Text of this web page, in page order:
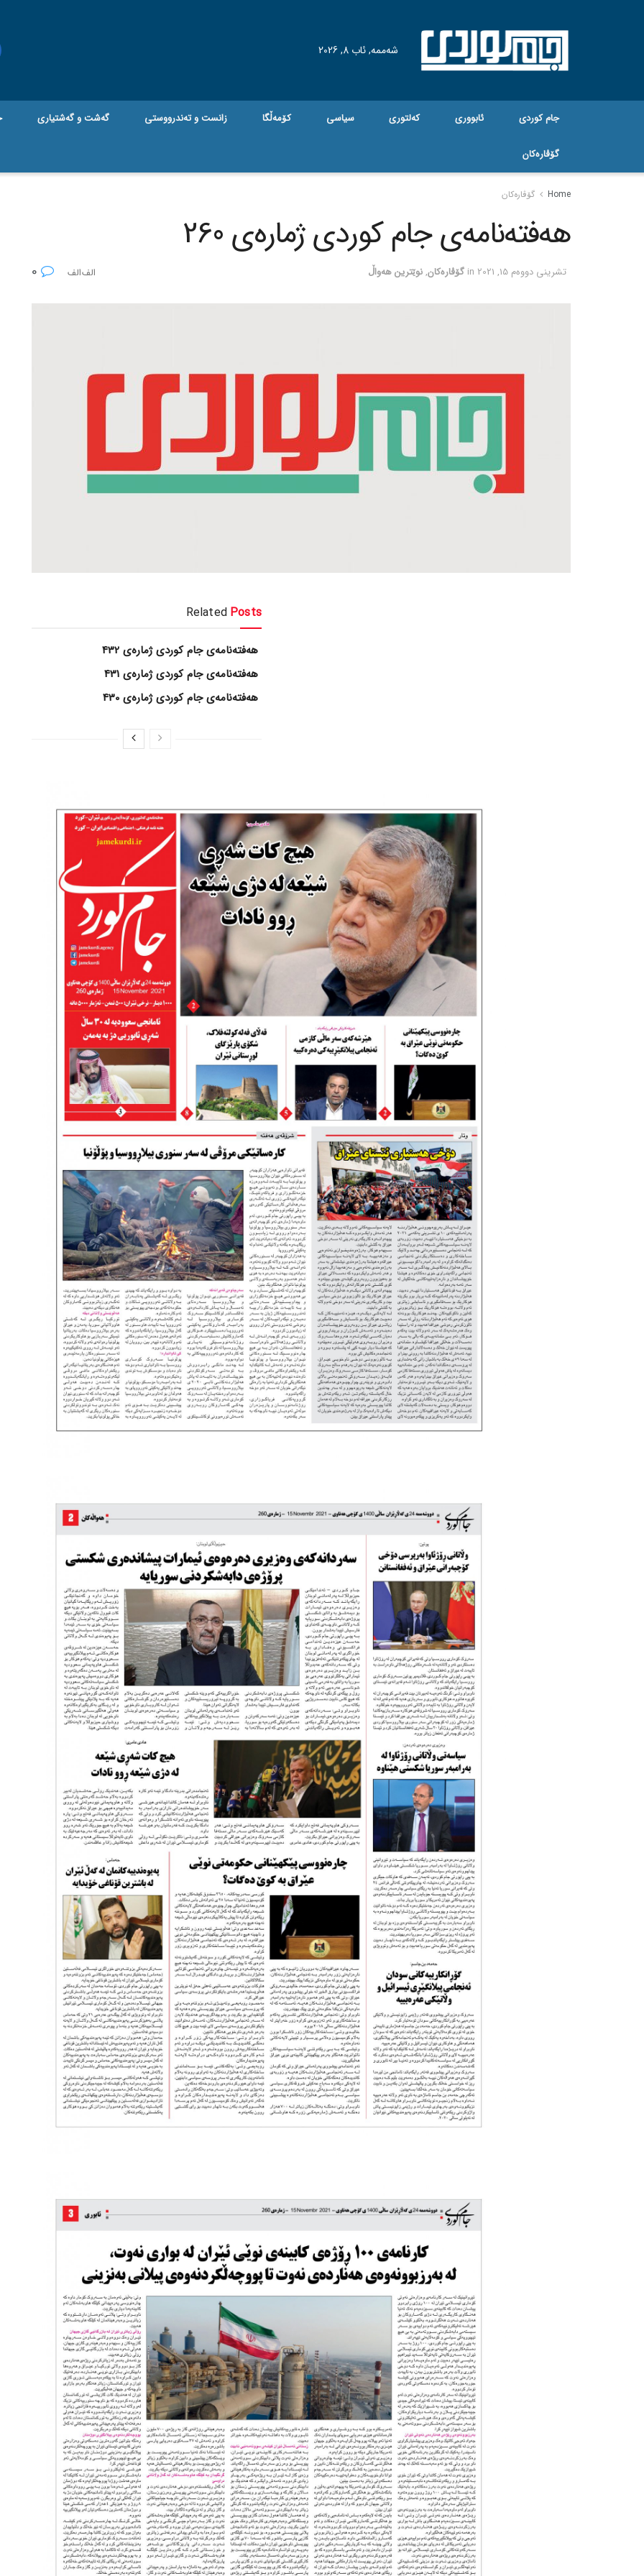
شەممە, ئاب 8, 2026
جام کوردی ئابووری کەلتوری سیاسی کۆمەڵگا زانست و تەندرووستی گه‌شت و گه‌شتیاری
گۆڤاره‌کان
Home گۆڤاره‌کان
هەفتەنامەی جام کوردی ژمارەی 260
تشرینی دووه‌م 15, 2021 in گۆڤاره‌کان,نوێترین هەواڵ
Related Posts
هەفتەنامەی جام کوردی ژمارەی 432
هەفتەنامەی جام کوردی ژمارەی 431
هەفتەنامەی جام کوردی ژمارەی 430